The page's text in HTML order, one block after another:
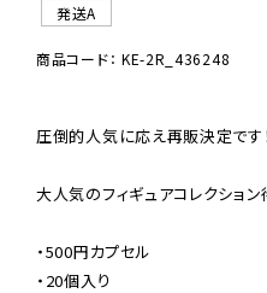
発送A
商品コード： KE-2R_436248
圧倒的人気に応え再販決定です
大人気のフィギュアコレクショ
・500円カプセル
・20個入り